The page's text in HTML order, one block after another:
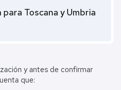
Toscana y Umbria
y antes de confirmar
que: